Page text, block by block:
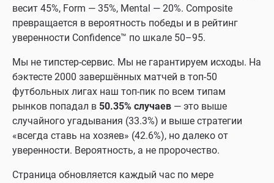
весит 45%, Form — 35%, Mental — 20%. Composite
превращается в вероятность победы и в рейтинг
уверенности Confidence™ по шкале 50–95.
Мы не типстер-сервис. Мы не гарантируем исходы. На
бэктесте 2000 завершённых матчей в топ-50
футбольных лигах наш топ-пик по всем типам
рынков попадал в 50.35% случаев — это выше
случайного угадывания (33.3%) и выше стратегии
«всегда ставь на хозяев» (42.6%), но далеко от
уверенности. Вероятность, а не пророчество.
Страница обновляется каждый час по мере